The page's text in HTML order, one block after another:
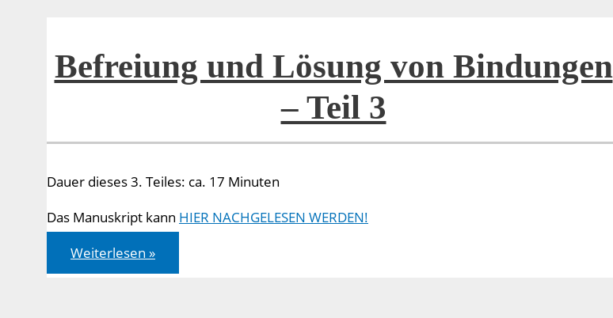
Befreiung und Lösung von Bindungen
– Teil 3
Dauer dieses 3. Teiles: ca. 17 Minuten
Das Manuskript kann HIER NACHGELESEN WERDEN!
Befreiung
und
Lösung
Weiterlesen »